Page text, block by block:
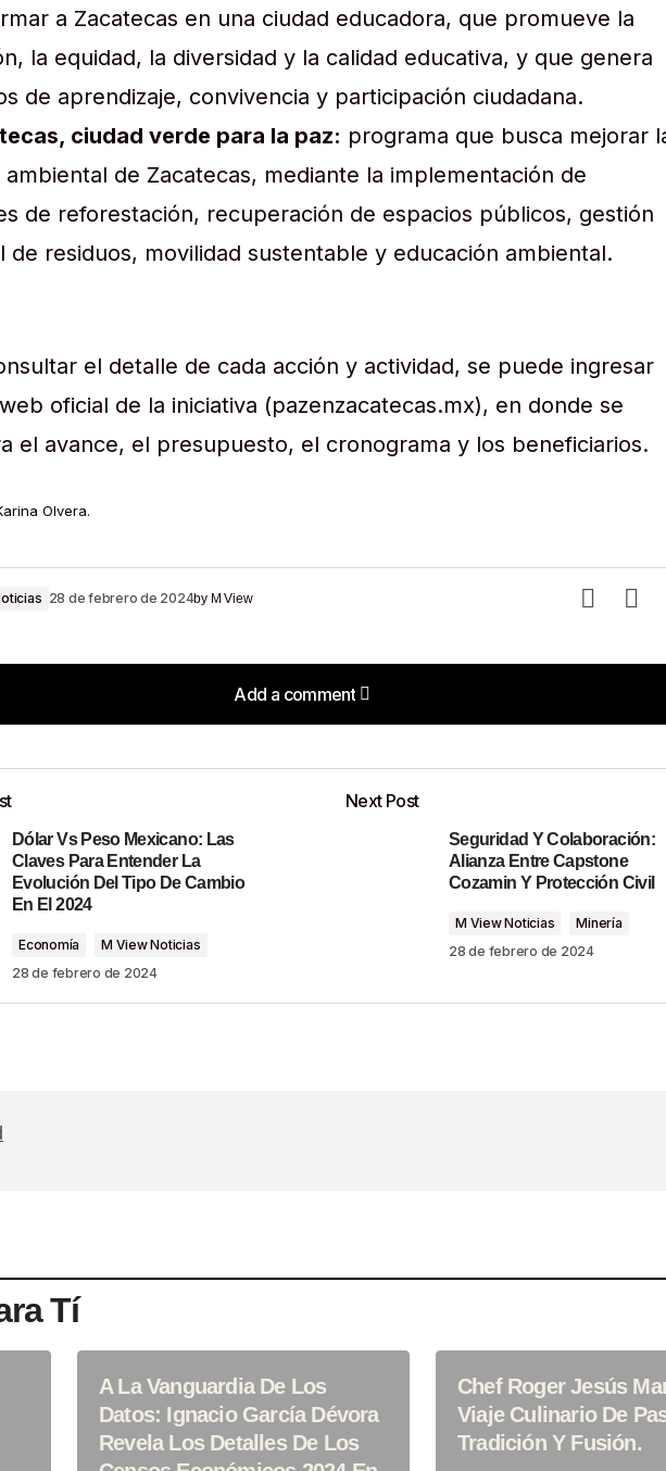
a Zacatecas en una ciudad educadora, que promueve la
la equidad, la diversidad y la calidad educativa, y que genera
de aprendizaje, convivencia y participación ciudadana.
ciudad verde para la paz: programa que busca mejorar
ambiental de Zacatecas, mediante la implementación de
de reforestación, recuperación de espacios públicos, gestión
de residuos, movilidad sustentable y educación ambiental.
el detalle de cada acción y actividad, se puede ingresar
oficial de la iniciativa (pazenzacatecas.mx), en donde se
el avance, el presupuesto, el cronograma y los beneficiarios.
Olvera.
28 de febrero de 2024by M View
Add a comment
Add a comment
correo electrónico no será publicada. Los campos obligatorios están marcados con
Para La Próxima Vez Que
Dólar Vs Peso Mexicano: Las
Claves Para Entender La
Evolución Del Tipo De Cambio
En El 2024
Economía
M View Noticias
28 de febrero de 2024
Next Post
Seguridad Y Colaboración:
Alianza Entre Capstone
Cozamin Y Protección Civil
M View Noticias
Minería
28 de febrero de 2024
Tí
A La Vanguardia De Los
Datos: Ignacio García Dévora
Revela Los Detalles De Los
Chef Roger Jesús
Viaje Culinario De
Tradición Y Fusión.